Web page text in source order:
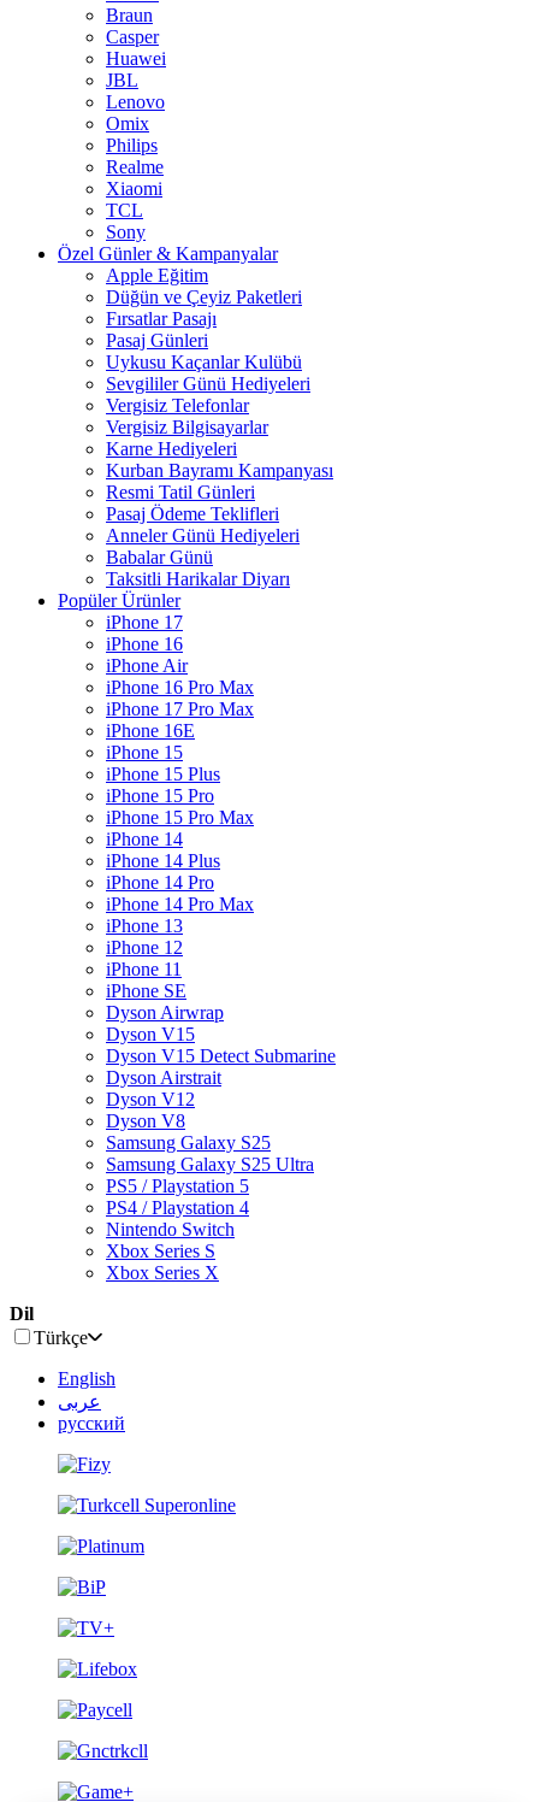
Braun
Casper
Huawei
JBL
Lenovo
Omix
Philips
Realme
Xiaomi
TCL
Sony
Özel Günler & Kampanyalar
Apple Eğitim
Düğün ve Çeyiz Paketleri
Fırsatlar Pasajı
Pasaj Günleri
Uykusu Kaçanlar Kulübü
Sevgililer Günü Hediyeleri
Vergisiz Telefonlar
Vergisiz Bilgisayarlar
Karne Hediyeleri
Kurban Bayramı Kampanyası
Resmi Tatil Günleri
Pasaj Ödeme Teklifleri
Anneler Günü Hediyeleri
Babalar Günü
Taksitli Harikalar Diyarı
Popüler Ürünler
iPhone 17
iPhone 16
iPhone Air
iPhone 16 Pro Max
iPhone 17 Pro Max
iPhone 16E
iPhone 15
iPhone 15 Plus
iPhone 15 Pro
iPhone 15 Pro Max
iPhone 14
iPhone 14 Plus
iPhone 14 Pro
iPhone 14 Pro Max
iPhone 13
iPhone 12
iPhone 11
iPhone SE
Dyson Airwrap
Dyson V15
Dyson V15 Detect Submarine
Dyson Airstrait
Dyson V12
Dyson V8
Samsung Galaxy S25
Samsung Galaxy S25 Ultra
PS5 / Playstation 5
PS4 / Playstation 4
Nintendo Switch
Xbox Series S
Xbox Series X
Dil
Türkçe
English
عربى
русский